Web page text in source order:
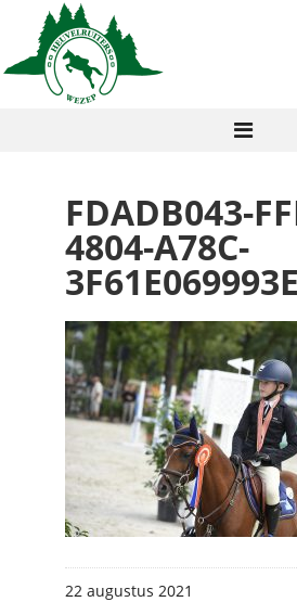
FDADB043-
4804-A78C-
3F61E069993E
22 augustus 2021